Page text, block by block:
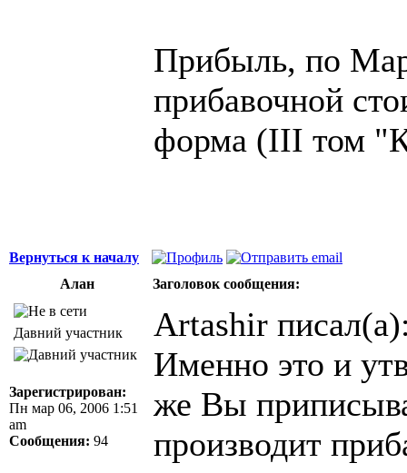
Прибыль, по
прибавочной
форма (III том
Вернуться к началу
Алан
Заголовок сообщения:
Давний участник
Зарегистрирован:
Пн мар 06, 2006 1:51
am
Сообщения: 94
Artashir
Именно это и
же Вы
производит